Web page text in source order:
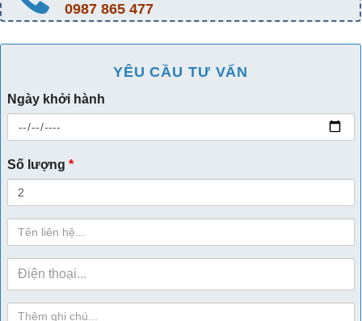
0987 865 477
YÊU CẦU TƯ VẤN
Ngày khởi hành
Số lượng *
Họ
Tên
sdt
ghi-